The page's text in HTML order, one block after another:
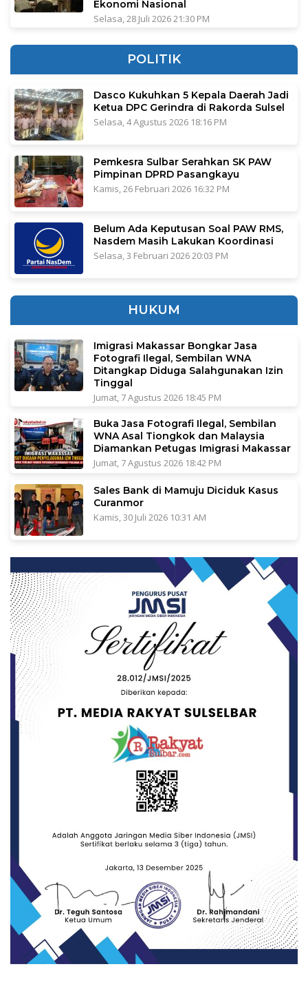
Ekonomi Nasional
Selasa, 28 Juli 2026 21:30 PM
POLITIK
Dasco Kukuhkan 5 Kepala Daerah Jadi
Ketua DPC Gerindra di Rakorda Sulsel
Selasa, 4 Agustus 2026 18:16 PM
Pemkesra Sulbar Serahkan SK PAW
Pimpinan DPRD Pasangkayu
Kamis, 26 Februari 2026 16:32 PM
Belum Ada Keputusan Soal PAW RMS,
Nasdem Masih Lakukan Koordinasi
Selasa, 3 Februari 2026 20:03 PM
HUKUM
Imigrasi Makassar Bongkar Jasa
Fotografi Ilegal, Sembilan WNA
Ditangkap Diduga Salahgunakan Izin
Tinggal
Jumat, 7 Agustus 2026 18:45 PM
Buka Jasa Fotografi Ilegal, Sembilan
WNA Asal Tiongkok dan Malaysia
Diamankan Petugas Imigrasi Makassar
Jumat, 7 Agustus 2026 18:42 PM
Sales Bank di Mamuju Diciduk Kasus
Curanmor
Kamis, 30 Juli 2026 10:31 AM